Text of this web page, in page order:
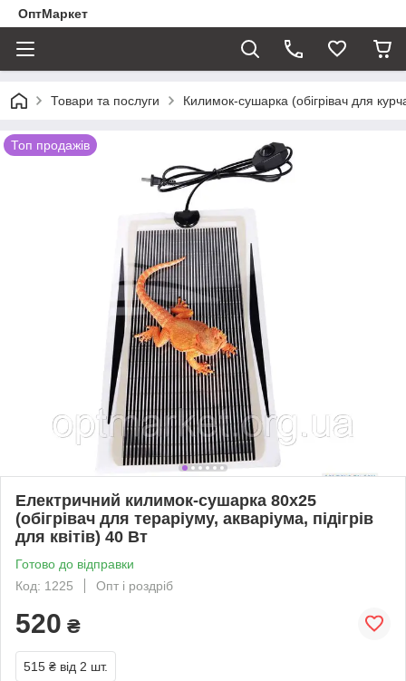
ОптМаркет
Товари та послуги Килимок-сушарка (обігрівач для
Топ продажів
Електричний килимок-сушарка 80х25
(обігрівач для тераріуму, акваріума, підігрів
для квітів) 40 Вт
Готово до відправки
Код: 1225
Опт і роздріб
520 ₴
515 ₴ від 2 шт.